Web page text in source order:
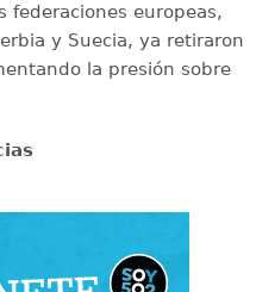
federaciones europeas,
y Suecia, ya retiraron
la presión sobre